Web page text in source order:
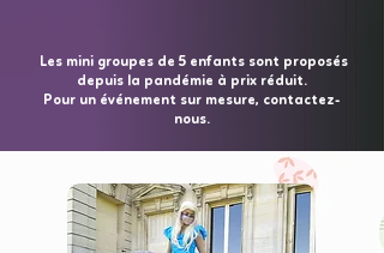
Les mini groupes de 5 enfants sont proposés
depuis la pandémie à prix réduit.
Pour un événement sur mesure, contactez-
nous.